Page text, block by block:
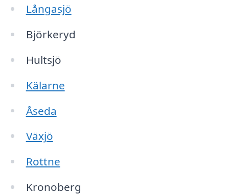
Långasjö
Björkeryd
Hultsjö
Kälarne
Åseda
Växjö
Rottne
Kronoberg